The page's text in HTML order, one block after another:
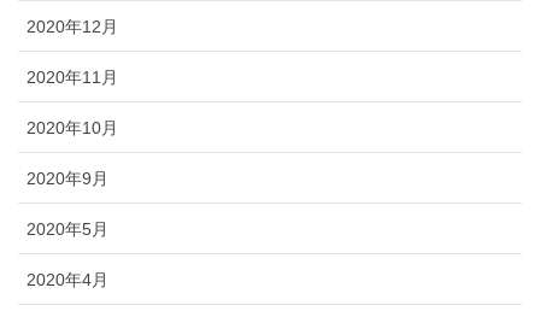
2020年12月
2020年11月
2020年10月
2020年9月
2020年5月
2020年4月